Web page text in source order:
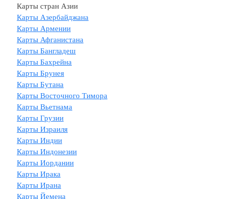
Карты стран Азии
Карты Азербайджана
Карты Армении
Карты Афганистана
Карты Бангладеш
Карты Бахрейна
Карты Брунея
Карты Бутана
Карты Восточного Тимора
Карты Вьетнама
Карты Грузии
Карты Израиля
Карты Индии
Карты Индонезии
Карты Иордании
Карты Ирака
Карты Ирана
Карты Йемена